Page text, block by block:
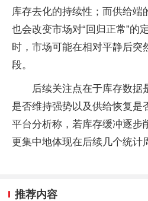
库存去化的持续性；而供给端
也会改变市场对“回归正常”的
时，市场可能在相对平静后突
段。
后续关注点在于库存数据
是否维持强势以及供给恢复是
平台分析称，若库存缓冲逐步
更集中地体现在后续几个统计
推荐内容